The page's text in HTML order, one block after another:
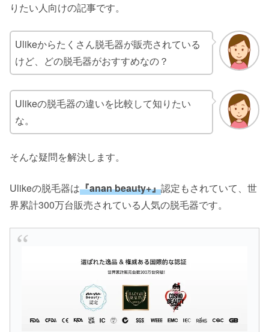
りたい人向けの記事です。
Ulikeからたくさん脱毛器が販売されている
けど、どの脱毛器がおすすめなの？
Ulikeの脱毛器の違いを比較して知りたい
な。
そんな疑問を解決します。
Ulikeの脱毛器は『anan beauty+』認定もされていて、世
界累計300万台販売されている人気の脱毛器です。